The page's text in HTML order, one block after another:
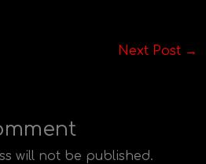
Next Post →
will not be published.